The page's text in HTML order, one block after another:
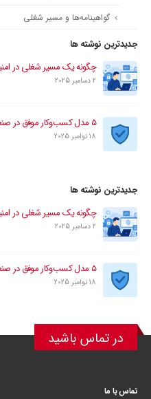
گواهینامه‌ها و مسیر شغلی
جدیدترین نوشته ها
چگونه یک مسیر شغلی در
2 دسامبر 2025
۵ مدل کسب‌وکار موفق در صنعت فناوری اطلاعات
18 نوامبر 2025
جدیدترین نوشته ها
چگونه یک مسیر شغلی در
2 دسامبر 2025
۵ مدل کسب‌وکار موفق در صنعت فناوری اطلاعات
18 نوامبر 2025
در تماس باشید
تماس با ما